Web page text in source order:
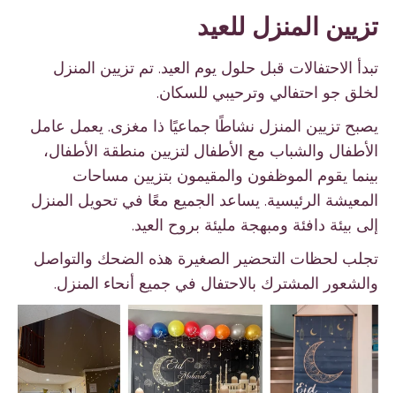
تزيين المنزل للعيد
تبدأ الاحتفالات قبل حلول يوم العيد. تم تزيين المنزل
لخلق جو احتفالي وترحيبي للسكان.
يصبح تزيين المنزل نشاطًا جماعيًا ذا مغزى. يعمل عامل
الأطفال والشباب مع الأطفال لتزيين منطقة الأطفال،
بينما يقوم الموظفون والمقيمون بتزيين مساحات
المعيشة الرئيسية. يساعد الجميع معًا في تحويل المنزل
إلى بيئة دافئة ومبهجة مليئة بروح العيد.
تجلب لحظات التحضير الصغيرة هذه الضحك والتواصل
والشعور المشترك بالاحتفال في جميع أنحاء المنزل.